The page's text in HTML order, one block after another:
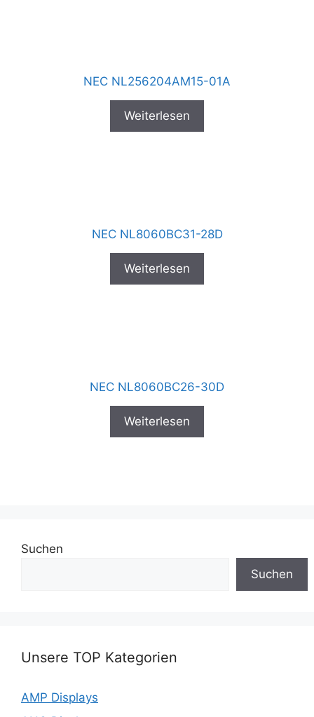
NEC NL256204AM15-01A
Weiterlesen
NEC NL8060BC31-28D
Weiterlesen
NEC NL8060BC26-30D
Weiterlesen
Suchen
Suchen
Unsere TOP Kategorien
AMP Displays